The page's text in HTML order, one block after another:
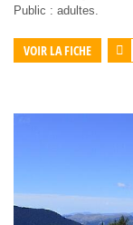
Public : adultes.
VOIR LA FICHE